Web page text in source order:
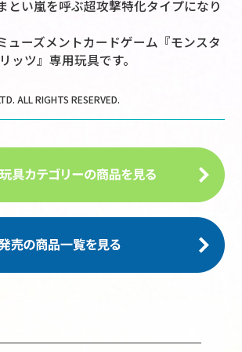
とい嵐を呼ぶ超攻撃特化タイプになり
ーズメントカードゲーム『モンスタ
ッツ』専用玩具です。
ALL RIGHTS RESERVED.